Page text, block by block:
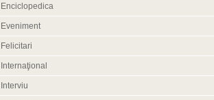
Enciclopedica
Eveniment
Felicitari
Internaţional
Interviu